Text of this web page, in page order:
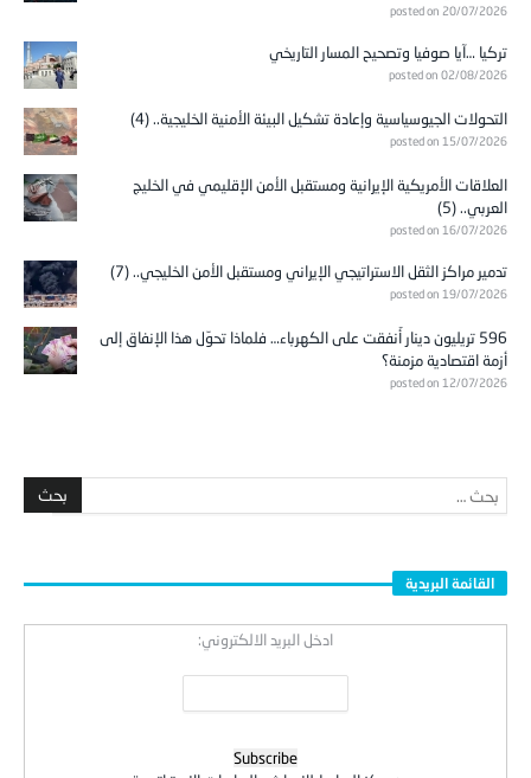
posted on 20/07/2026
تركيا …آيا صوفيا وتصحيح المسار التاريخي
posted on 02/08/2026
التحولات الجيوسياسية وإعادة تشكيل البيئة الأمنية الخليجية.. (4)
posted on 15/07/2026
العلاقات الأمريكية الإيرانية ومستقبل الأمن الإقليمي في الخليج
العربي.. (5)
posted on 16/07/2026
تدمير مراكز الثقل الاستراتيجي الإيراني ومستقبل الأمن الخليجي.. (7)
posted on 19/07/2026
596 تريليون دينار أُنفقت على الكهرباء… فلماذا تحوّل هذا الإنفاق إلى
أزمة اقتصادية مزمنة؟
posted on 12/07/2026
القائمة البريدية
ادخل البريد الالكتروني: